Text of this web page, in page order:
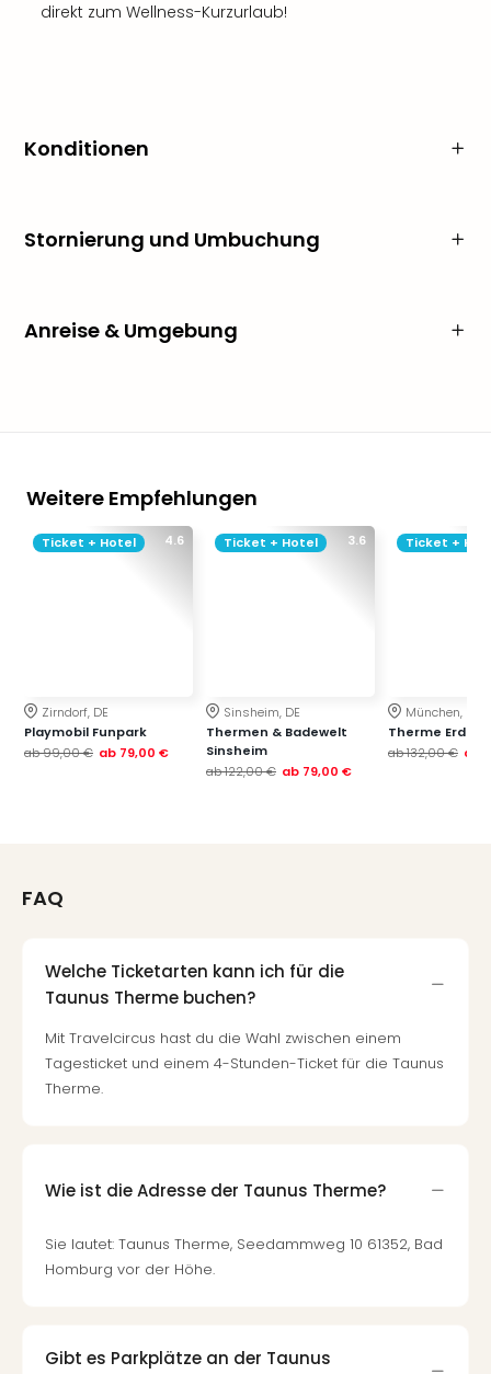
direkt zum Wellness-Kurzurlaub!
Konditionen
Stornierung und Umbuchung
Anreise & Umgebung
Weitere Empfehlungen
4.6
Ticket + Hotel
Zirndorf, DE
Playmobil Funpark
ab99,00 € ab 79,00 €
3.6
Ticket + Hotel
Sinsheim, DE
Thermen & Badewelt
Sinsheim
ab122,00 € ab 79,00 €
Ticket +
München, DE
Therme Erding
ab132,00 € ab
FAQ
Welche Ticketarten kann ich für die
Taunus Therme buchen?
Mit Travelcircus hast du die Wahl zwischen einem
Tagesticket und einem 4-Stunden-Ticket für die Taunus
Therme.
Wie ist die Adresse der Taunus Therme?
Sie lautet: Taunus Therme, Seedammweg 10 61352, Bad
Homburg vor der Höhe.
Gibt es Parkplätze an der Taunus